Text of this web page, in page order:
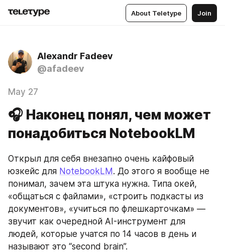
About Teletype Join
Alexandr Fadeev
@afadeev
May 27
🎧 Наконец понял, чем может
понадобиться NotebookLM
Открыл для себя внезапно очень кайфовый
юзкейс для NotebookLM . До этого я вообще не
понимал, зачем эта штука нужна. Типа окей,
«общаться с файлами», «строить подкасты из
документов», «учиться по флешкарточкам» —
звучит как очередной AI-инструмент для
людей, которые учатся по 14 часов в день и
называют это “second brain”.